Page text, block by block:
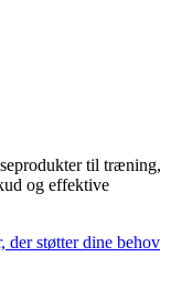
til træning,
og effektive
der støtter dine behov